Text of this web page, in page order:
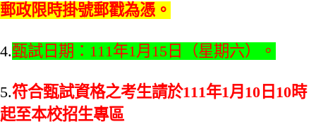
郵政限時掛號郵戳為憑 。
4.甄試日期：111年1月15日（星期六）。
5.符合甄試資格之考生請於111年1月10日10時
起至本校招生專區